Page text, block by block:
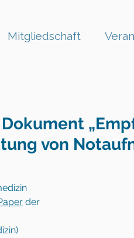
Mitgliedschaft
von
der